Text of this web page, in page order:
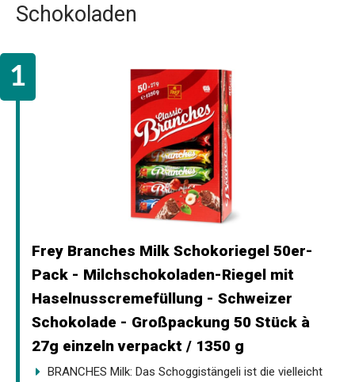
Schokoladen
Frey Branches Milk Schokoriegel 50er-
Pack - Milchschokoladen-Riegel mit
Haselnusscremefüllung - Schweizer
Schokolade - Großpackung 50 Stück à
27g einzeln verpackt / 1350 g
BRANCHES Milk: Das Schoggistängeli ist die vielleicht